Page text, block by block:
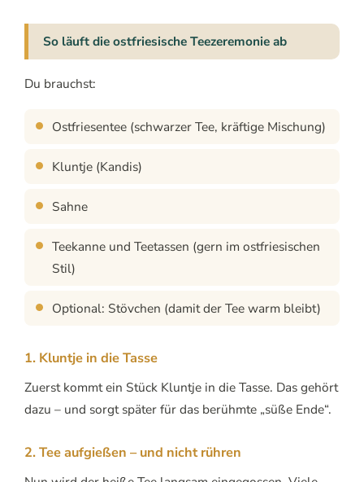
So läuft die ostfriesische Teezeremonie ab
Du brauchst:
Ostfriesentee (schwarzer Tee, kräftige Mischung)
Kluntje (Kandis)
Sahne
Teekanne und Teetassen (gern im ostfriesischen
Stil)
Optional: Stövchen (damit der Tee warm bleibt)
1. Kluntje in die Tasse
Zuerst kommt ein Stück Kluntje in die Tasse. Das gehört
dazu – und sorgt später für das berühmte „süße Ende“.
2. Tee aufgießen – und nicht rühren